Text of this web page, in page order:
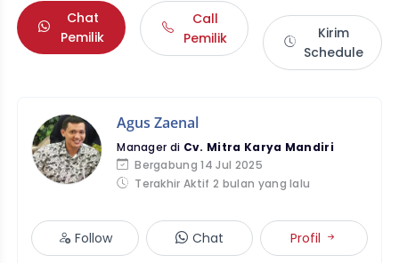
Chat
Pemilik
Call
Pemilik
Kirim
Schedule
Agus Zaenal
Manager di Cv. Mitra Karya Mandiri
Bergabung 14 Jul 2025
Terakhir Aktif 2 bulan yang lalu
Follow Chat Profil